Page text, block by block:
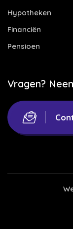
Hypotheken
Financiën
Pensioen
Vragen?